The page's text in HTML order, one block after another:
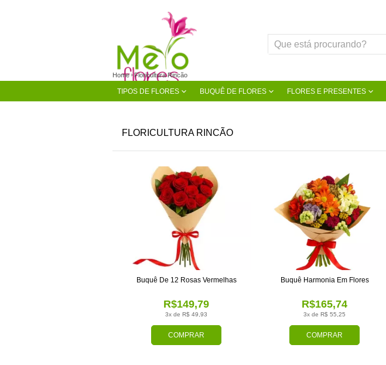
TIPOS DE FLORES BUQUÊ DE FLORES FLORES E PRESENTES
Home Floricultura Rincão
FLORICULTURA RINCÃO
COMPRAR
3x de R$ 49,93
R$149,79
Buquê De 12 Rosas Vermelhas
COMPRAR
3x de R$ 55,25
R$165,74
Buquê Harmonia Em Flores